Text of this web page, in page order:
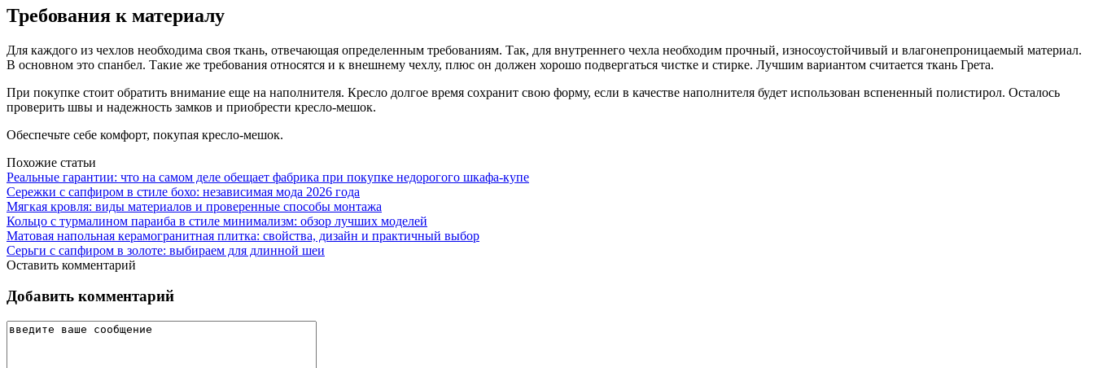
Требования к материалу
Для каждого из чехлов необходима своя ткань, отвечающая определенным требованиям. Так, для внутреннего чехла необходим прочный, износоустойчивый и влагонепроницаемый материал.
В основном это спанбел. Такие же требования относятся и к внешнему чехлу, плюс он должен хорошо подвергаться чистке и стирке. Лучшим вариантом считается ткань Грета.
При покупке стоит обратить внимание еще на наполнителя. Кресло долгое время сохранит свою форму, если в качестве наполнителя будет использован вспененный полистирол. Осталось
проверить швы и надежность замков и приобрести кресло-мешок.
Обеспечьте себе комфорт, покупая кресло-мешок.
Похожие статьи
Реальные гарантии: что на самом деле обещает фабрика при покупке недорогого шкафа-купе
Сережки с сапфиром в стиле бохо: независимая мода 2026 года
Мягкая кровля: виды материалов и проверенные способы монтажа
Кольцо с турмалином параиба в стиле минимализм: обзор лучших моделей
Матовая напольная керамогранитная плитка: свойства, дизайн и практичный выбор
Серьги с сапфиром в золоте: выбираем для длинной шеи
Оставить комментарий
Добавить комментарий